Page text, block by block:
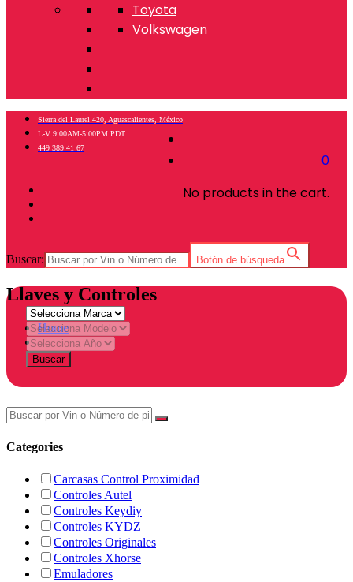
Toyota
Volkswagen
0
No products in the cart.
Sierra del Laurel 420, Aguascalientes, México
L-V 9:00AM-5:00PM PDT
449 389 41 67
Buscar: Botón de búsqueda
Llaves y Controles
Home
Tienda
Buscar
Categories
Carcasas Control Proximidad
Controles Autel
Controles Keydiy
Controles KYDZ
Controles Originales
Controles Xhorse
Emuladores